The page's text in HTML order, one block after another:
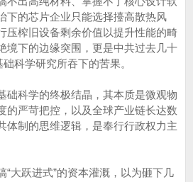
下的芯片企业只能选择擡高散热风
压榨旧设备剩余价值以提升性能的畸
境下的边缘突围，更是中共过去几十
科学研究所吞下的苦果。
础科学的终极结晶，其本质是微观物
的严苛把控，以及全球产业链长达数
体制的思维逻辑，是奉行行政权力主
“大跃进式”的资本灌溉，以为砸下几